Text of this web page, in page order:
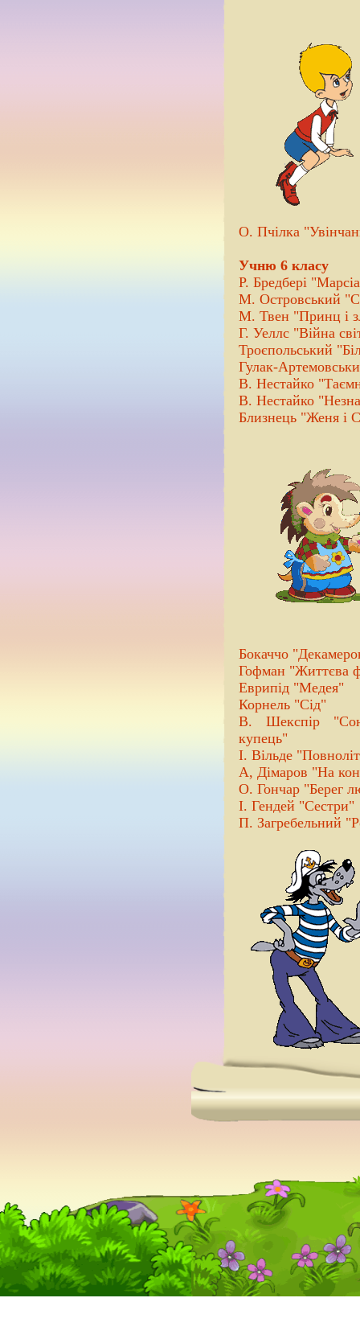
О. Пчілка
Учню 6 класу
Р. Бредбері
М. Островський
М. Твен "Принц і
Г. Уеллс "Війна
Троєпольський
Гулак-
В. Нестайко
В. Нестайко
Близнець "Женя і
Бокаччо
Гофман "Життєва
Еврипід "Медея"
Корнель "Сід"
В. Шекспір "Сон
купець"
І. Вільде
А, Дімаров "На
О. Гончар "Берег
І. Гендей "Сестри"
П. Загребельний